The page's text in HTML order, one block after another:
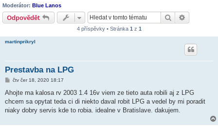
Moderátor: Blue Lanos
Odpovědět Hledat
4 příspěvky • Stránka 1 z 1
martinprikryl
Prestavba na LPG
P
í
p
ě
čtv čer 18, 2020 18:17
Ahojte ma kalosa rv 2003 1.4 16v viem ze tieto auta robili aj z LPG
chcem sa opytat teda ci di niekto daval robit LPG a vedel by mi poradit
niaky dobry servis kde to robia. idealne v Bratislave. dakujem.